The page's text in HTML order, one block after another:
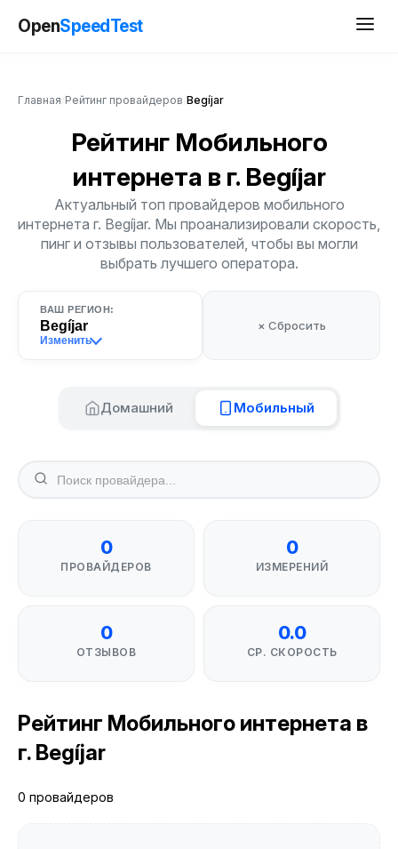
OpenSpeedTest
Главная Рейтинг провайдеров Begíjar
Рейтинг Мобильного
интернета в г. Begíjar
Актуальный топ провайдеров мобильного
интернета г. Begíjar. Мы проанализировали скорость,
пинг и отзывы пользователей, чтобы вы могли
выбрать лучшего оператора.
ВАШ РЕГИОН:
Begíjar
Изменить
× Сбросить
Домашний Мобильный
0
ПРОВАЙДЕРОВ
0
ИЗМЕРЕНИЙ
0
ОТЗЫВОВ
0.0
СР. СКОРОСТЬ
Рейтинг Мобильного интернета в
г. Begíjar
0 провайдеров